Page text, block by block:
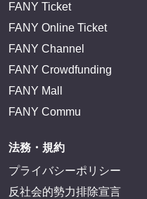
FANY Ticket
FANY Online Ticket
FANY Channel
FANY Crowdfunding
FANY Mall
FANY Commu
法務・規約
プライバシーポリシー
反社会的勢力排除宣言